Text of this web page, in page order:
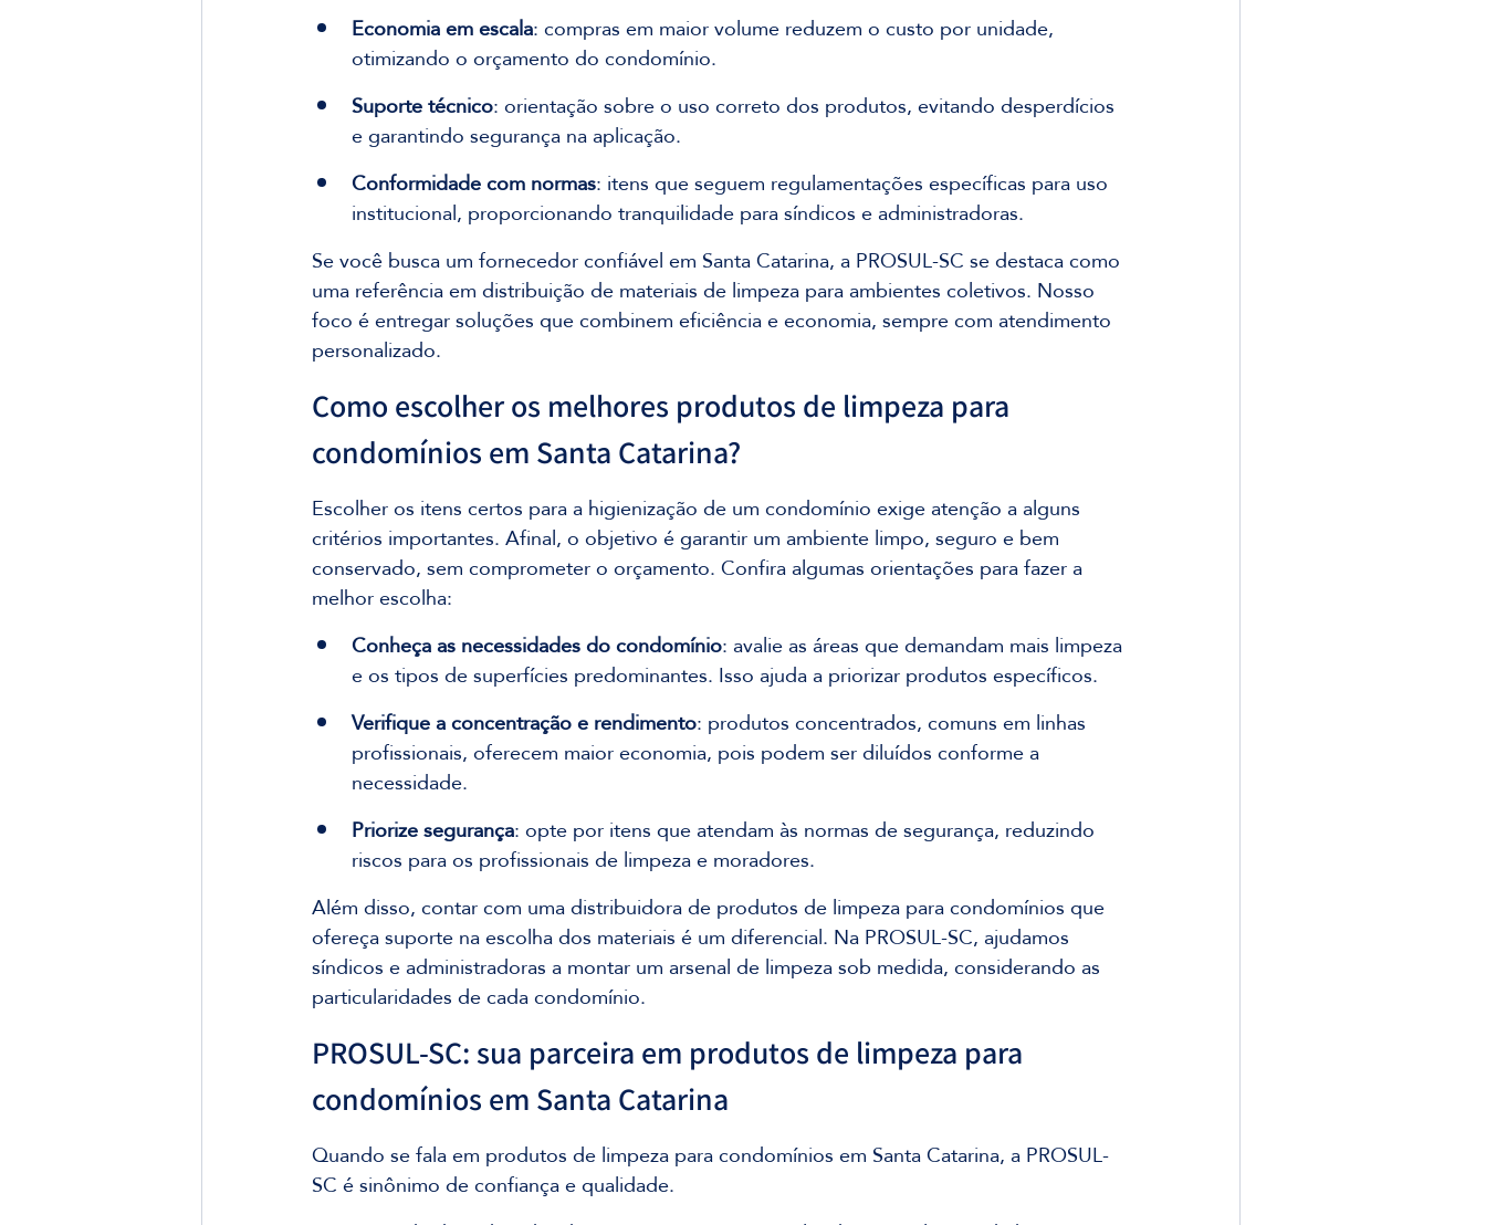
Economia em escala: compras em maior volume reduzem o custo por unidade,
otimizando o orçamento do condomínio.
Suporte técnico: orientação sobre o uso correto dos produtos, evitando desperdícios
e garantindo segurança na aplicação.
Conformidade com normas: itens que seguem regulamentações específicas para uso
institucional, proporcionando tranquilidade para síndicos e administradoras.
Se você busca um fornecedor confiável em Santa Catarina, a PROSUL-SC se destaca como
uma referência em distribuição de materiais de limpeza para ambientes coletivos. Nosso
foco é entregar soluções que combinem eficiência e economia, sempre com atendimento
personalizado.
Como escolher os melhores produtos de limpeza para
condomínios em Santa Catarina?
Escolher os itens certos para a higienização de um condomínio exige atenção a alguns
critérios importantes. Afinal, o objetivo é garantir um ambiente limpo, seguro e bem
conservado, sem comprometer o orçamento. Confira algumas orientações para fazer a
melhor escolha:
Conheça as necessidades do condomínio: avalie as áreas que demandam mais limpeza
e os tipos de superfícies predominantes. Isso ajuda a priorizar produtos específicos.
Verifique a concentração e rendimento: produtos concentrados, comuns em linhas
profissionais, oferecem maior economia, pois podem ser diluídos conforme a
necessidade.
Priorize segurança: opte por itens que atendam às normas de segurança, reduzindo
riscos para os profissionais de limpeza e moradores.
Além disso, contar com uma distribuidora de produtos de limpeza para condomínios que
ofereça suporte na escolha dos materiais é um diferencial. Na PROSUL-SC, ajudamos
síndicos e administradoras a montar um arsenal de limpeza sob medida, considerando as
particularidades de cada condomínio.
PROSUL-SC: sua parceira em produtos de limpeza para
condomínios em Santa Catarina
Quando se fala em produtos de limpeza para condomínios em Santa Catarina, a PROSUL-
SC é sinônimo de confiança e qualidade.